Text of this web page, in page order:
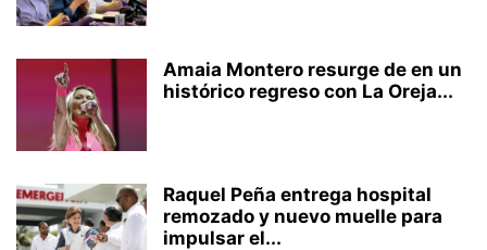
Amaia Montero resurge de en un
histórico regreso con La Oreja...
Raquel Peña entrega hospital
remozado y nuevo muelle para
impulsar el...